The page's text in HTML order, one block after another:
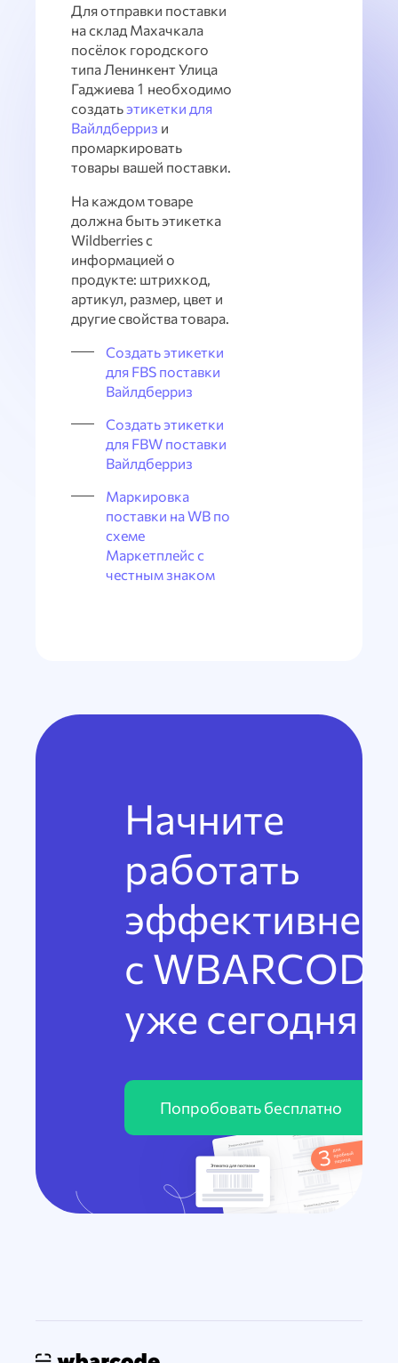
Для отправки поставки
на склад Махачкала
посёлок городского
типа Ленинкент Улица
Гаджиева 1 необходимо
создать этикетки для
Вайлдберриз и
промаркировать
товары вашей поставки.
На каждом товаре
должна быть этикетка
Wildberries с
информацией о
продукте: штрихкод,
артикул, размер, цвет и
другие свойства товара.
Создать этикетки
для FBS поставки
Вайлдберриз
Создать этикетки
для FBW поставки
Вайлдберриз
Маркировка
поставки на WB по
схеме
Маркетплейс с
честным знаком
Начните
работать
эффективнее
с WBARCODE
уже сегодня
Попробовать бесплатно